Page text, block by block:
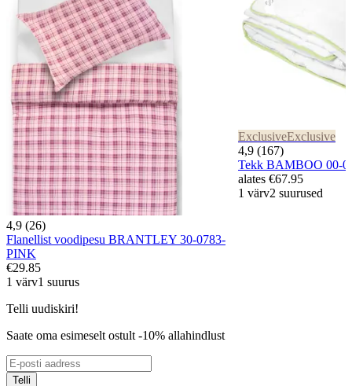
4,9 (26)
Flanellist voodipesu BRANTLEY 30-0783-
PINK
€29.85
1 värv1 suurus
ExclusiveExclusive
4,9 (167)
Tekk BAMBOO 00-
alates €67.95
1 värv2 suurused
Telli uudiskiri!
Saate oma esimeselt ostult -10% allahindlust
Telli